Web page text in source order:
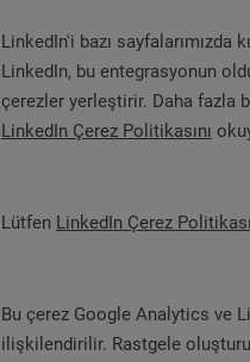
LinkedIn'i bazı sayfalarımızda
LinkedIn, bu entegrasyonun
çerezler yerleştirir. Daha fazla
LinkedIn Çerez Politikasını
Lütfen LinkedIn Çerez
Bu çerez Google Analytics ve
ilişkilendirilir. Rastgele